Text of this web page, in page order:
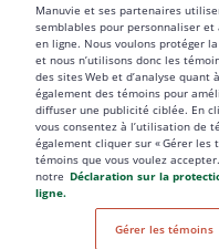
de La
Manufacturers
ainsi que par ses
licence. © La
Vie
réservés.
Waterloo,
Manuvie et ses partenaires
semblables pour personnaliser
en ligne. Nous voulons protéger
et nous n’utilisons donc les
des sites Web et d’analyse
également des témoins pour
diffuser une publicité ciblée. En
vous consentez à l’utilisation de
également cliquer sur « Gérer les
témoins que vous voulez
notre Déclaration sur la
ligne.
Gérer les témoins